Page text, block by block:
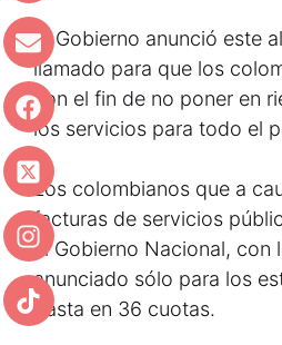
El Gobierno anunció este
llamado para que los
con el fin de no poner en
los servicios para todo el
Los colombianos que a
facturas de servicios
el Gobierno Nacional, con
anunciado sólo para los
hasta en 36 cuotas.